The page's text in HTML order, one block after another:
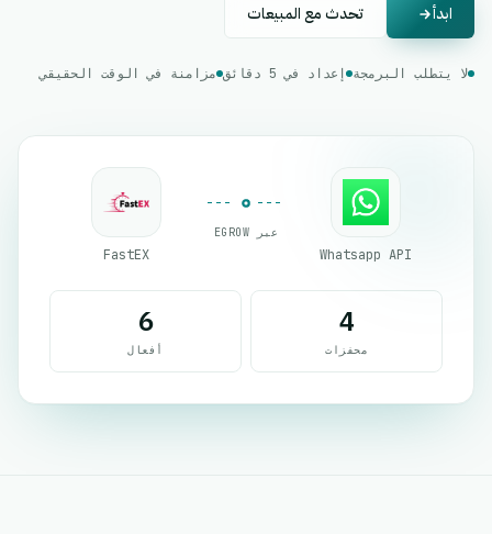
ابدأ تحدث مع المبيعات
لا يتطلب البرمجة إعداد في 5 دقائق مزامنة في الوقت الحقيقي
Whatsapp API
عبر EGROW
FastEX
4
محفزات
6
أفعال